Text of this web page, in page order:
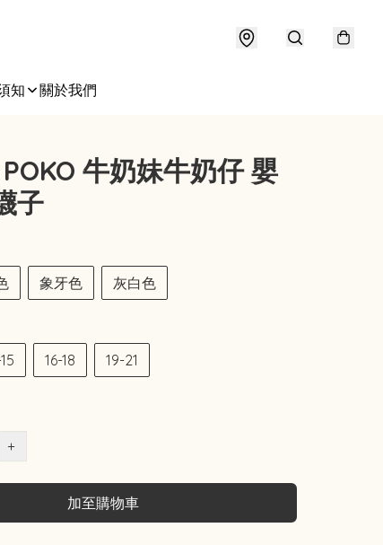
知 關於我們
POKO 牛奶妹牛奶仔 嬰
子
象牙色 灰白色
16-18 19-21
+
加至購物車